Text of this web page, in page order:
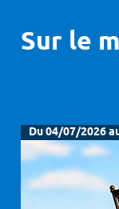
Sur le
Du 04/07/2026